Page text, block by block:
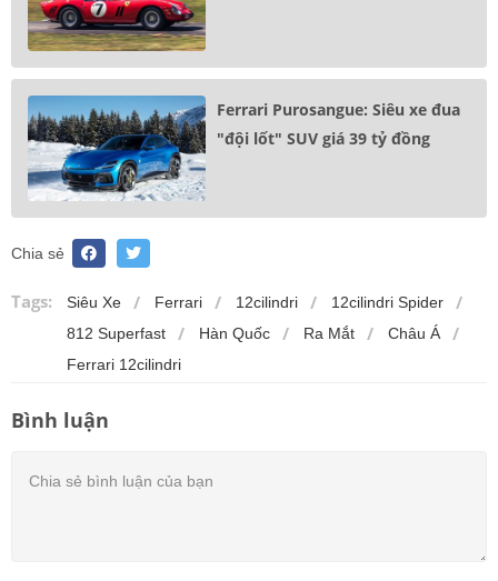
Ferrari Purosangue: Siêu xe đua
"đội lốt" SUV giá 39 tỷ đồng
Chia sẻ
Tags: Siêu Xe Ferrari 12cilindri
12cilindri Spider
812 Superfast
Hàn Quốc Ra Mắt
Châu Á
Ferrari 12cilindri
Bình luận